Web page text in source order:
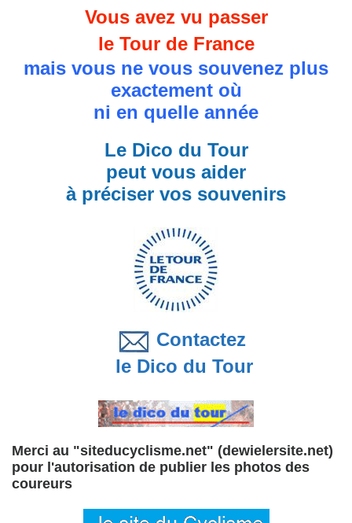
Vous avez vu passer
le Tour de France
mais vous ne vous souvenez plus
exactement où
ni en quelle année
Le Dico du Tour
peut vous aider
à préciser vos souvenirs
Contactez
le Dico du Tour
Merci au "siteducyclisme.net" (dewielersite.net)
pour l'autorisation de publier les photos des
coureurs